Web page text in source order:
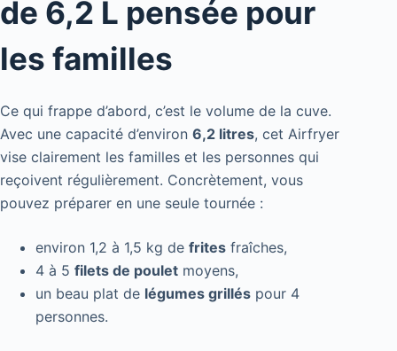
de 6,2 L pensée pour
les familles
Ce qui frappe d’abord, c’est le volume de la cuve.
Avec une capacité d’environ 6,2 litres, cet Airfryer
vise clairement les familles et les personnes qui
reçoivent régulièrement. Concrètement, vous
pouvez préparer en une seule tournée :
environ 1,2 à 1,5 kg de frites fraîches,
4 à 5 filets de poulet moyens,
un beau plat de légumes grillés pour 4
personnes.